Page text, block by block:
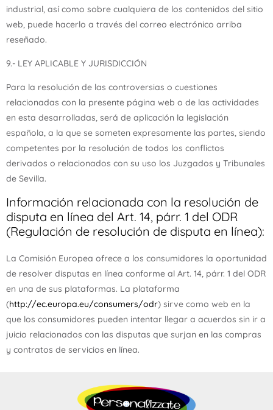
industrial, así como sobre cualquiera de los contenidos del sitio
web, puede hacerlo a través del correo electrónico arriba
reseñado.
9.- LEY APLICABLE Y JURISDICCIÓN
Para la resolución de las controversias o cuestiones
relacionadas con la presente página web o de las actividades
en esta desarrolladas, será de aplicación la legislación
española, a la que se someten expresamente las partes, siendo
competentes por la resolución de todos los conflictos
derivados o relacionados con su uso los Juzgados y Tribunales
de Sevilla.
Información relacionada con la resolución de
disputa en línea del Art. 14, párr. 1 del ODR
(Regulación de resolución de disputa en línea):
La Comisión Europea ofrece a los consumidores la oportunidad
de resolver disputas en línea conforme al Art. 14, párr. 1 del ODR
en una de sus plataformas. La plataforma
(http://ec.europa.eu/consumers/odr) sirve como web en la
que los consumidores pueden intentar llegar a acuerdos sin ir a
juicio relacionados con las disputas que surjan en las compras
y contratos de servicios en línea.